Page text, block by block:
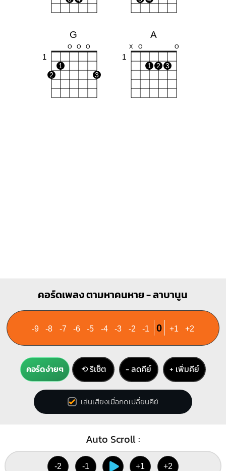
G
O O O
1
1
2
3
A
X O O
1
1 2 3
คอร์ดเพลง ตามหาคนหาย - ลาบานูน
-9 -8 -7 -6 -5 -4 -3 -2 -1 0 +1 +2
คอร์ดง่ายๆ ⟲ รีเซ็ต − ลดคีย์ + เพิ่มคีย์
เล่นเสียงเมื่อกดเปลี่ยนคีย์
Auto Scroll :
-2 -1 +1 +2